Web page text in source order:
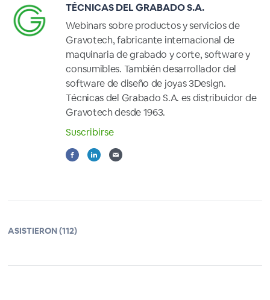
TÉCNICAS DEL GRABADO S.A.
Webinars sobre productos y servicios de
Gravotech, fabricante internacional de
maquinaria de grabado y corte, software y
consumibles. También desarrollador del
software de diseño de joyas 3Design.
Técnicas del Grabado S.A. es distribuidor de
Gravotech desde 1963.
Suscribirse
ASISTIERON (112)